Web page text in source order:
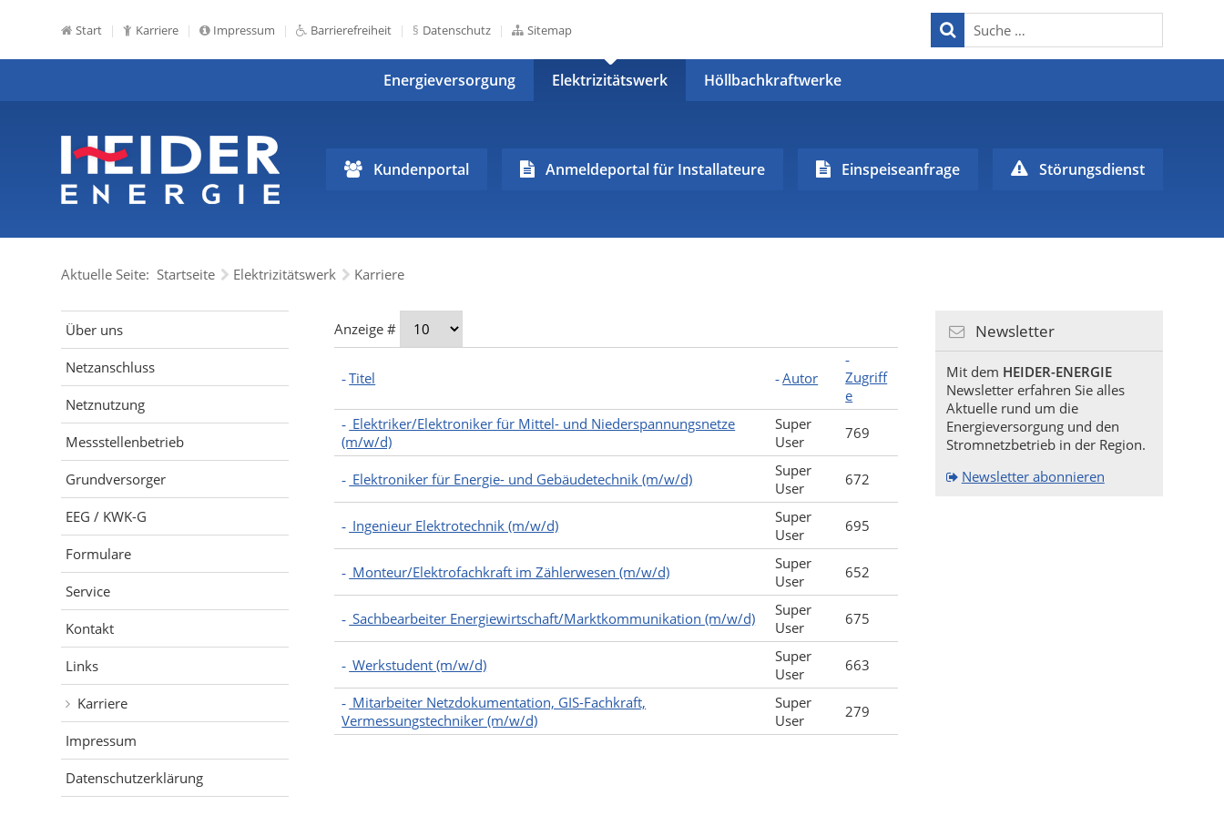
Start Karriere Impressum Barrierefreiheit Datenschutz Sitemap
Energieversorgung Elektrizitätswerk Höllbachkraftwerke
Kundenportal Anmeldeportal für Installateure Einspeiseanfrage Störungsdienst
Aktuelle Seite: Startseite Elektrizitätswerk Karriere
Über uns
Netzanschluss
Netznutzung
Messstellenbetrieb
Grundversorger
EEG / KWK-G
Formulare
Service
Kontakt
Links
Karriere
Impressum
Datenschutzerklärung
Anzeige #
Titel Autor
Zugriff
e
Elektriker/Elektroniker für Mittel- und Niederspannungsnetze
(m/w/d)
Super
User
769
Elektroniker für Energie- und Gebäudetechnik (m/w/d)
Super
User
672
Ingenieur Elektrotechnik (m/w/d)
Super
User
695
Monteur/Elektrofachkraft im Zählerwesen (m/w/d)
Super
User
652
Sachbearbeiter Energiewirtschaft/Marktkommunikation (m/w/d)
Super
User
675
Werkstudent (m/w/d)
Super
User
663
Mitarbeiter Netzdokumentation, GIS-Fachkraft,
Vermessungstechniker (m/w/d)
Super
User
279
Newsletter
Mit dem HEIDER-ENERGIE
Newsletter erfahren Sie alles
Aktuelle rund um die
Energieversorgung und den
Stromnetzbetrieb in der Region.
Newsletter abonnieren